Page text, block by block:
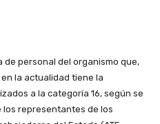
de personal del organismo que,
la actualidad tiene la
a la categoría 16, según se
representantes de los